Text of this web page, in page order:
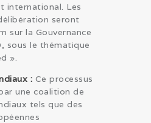
international. Les
seront
sur la Gouvernance
sous le thématique
».
: Ce processus
une coalition de
tels que des